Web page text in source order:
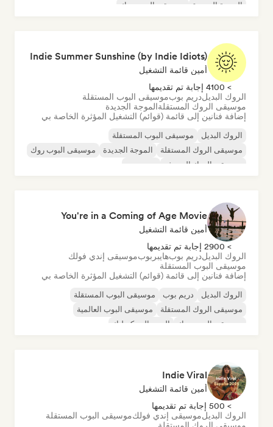
الموجة الجديدة
موسيقى البوب روك
Indie Summer Sunshine (by Indie Idiots)
أمين قائمة التشغيل
> 4100 إجابة تم تقديمها
الروك البديلدريم بوبموسيقى البوب المستقلة
موسيقى الروك المستقلةالموجة الجديدة
إضافة فنانين إلى قائمة (قوائم) التشغيل المؤثرة الخاصة بي
الروك البديل
موسيقى البوب المستقلة
موسيقى الروك المستقلة
الموجة الجديدة
موسيقى البوب روك
موسيقى الروك السيرف
You're in a Coming of Age Movie
أمين قائمة التشغيل
> 2900 إجابة تم تقديمها
الروك البديلدريم بوبهايبربوبموسيقى إندي فولك
موسيقى البوب المستقلة
إضافة فنانين إلى قائمة (قوائم) التشغيل المؤثرة الخاصة بي
الروك البديل دريم بوب
موسيقى البوب المستقلة
موسيقى الروك المستقلة
موسيقى البوب العالمية
موسيقى البوب روك
البوب السيكديليك
Indie Viral
أمين قائمة التشغيل
> 500 إجابة تم تقديمها
الروك البديلموسيقى إندي فولكموسيقى البوب المستقلة